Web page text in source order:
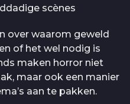
scènes
over waarom geweld
of het wel nodig is
maken horror niet
maar ook een manier
aan te pakken.